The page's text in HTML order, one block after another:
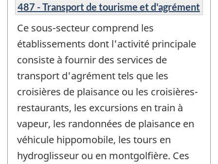
487 - Transport de tourisme et d'agrément
Ce sous-secteur comprend les
établissements dont l'activité principale
consiste à fournir des services de
transport d'agrément tels que les
croisières de plaisance ou les croisières-
restaurants, les excursions en train à
vapeur, les randonnées de plaisance en
véhicule hippomobile, les tours en
hydroglisseur ou en montgolfière. Ces